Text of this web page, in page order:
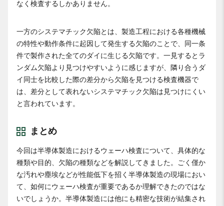
なく検査するしかありません。
一方のシステマチック欠陥とは、製造工程における各種機械
の特性や動作条件に起因して発生する欠陥のことで、同一条
件で製作された全てのダイに生じる欠陥です。一見するとラ
ンダム欠陥より見つけやすいように感じますが、隣り合うダ
イ同士を比較した際の差分から欠陥を見つける検査機器で
は、差分として表れないシステマチック欠陥は見つけにくい
と言われています。
まとめ
今回は半導体製造におけるウェーハ検査について、具体的な
種類や目的、欠陥の種類などを解説してきました。ごく僅か
な汚れや塵埃などが性能低下を招く半導体製造の現場におい
て、如何にウェーハ検査が重要であるか理解できたのではな
いでしょうか。半導体製造には他にも精密な技術が結集され